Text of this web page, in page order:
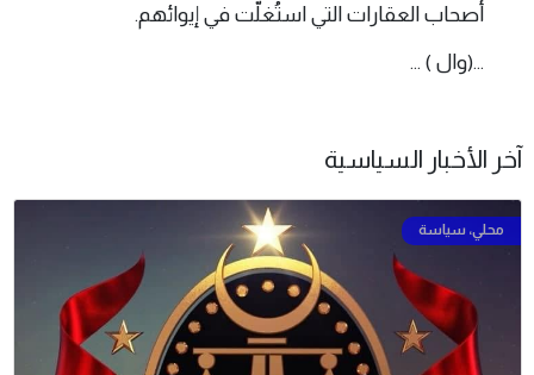
أصحاب العقارات التي استُغلّت في إيوائهم.
...(وال ) ...
آخر الأخبار السياسية